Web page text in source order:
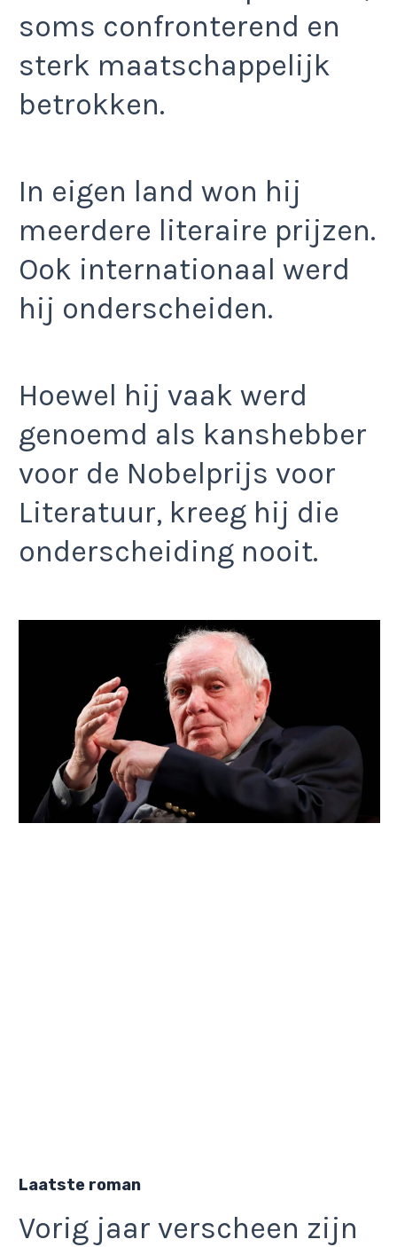
soms confronterend en
sterk maatschappelijk
betrokken.
In eigen land won hij
meerdere literaire prijzen.
Ook internationaal werd
hij onderscheiden.
Hoewel hij vaak werd
genoemd als kanshebber
voor de Nobelprijs voor
Literatuur, kreeg hij die
onderscheiding nooit.
Laatste roman
Vorig jaar verscheen zijn